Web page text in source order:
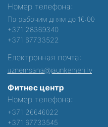
Номер телефона:
По рабочим дням до 16:00
+371 28369340
+371 67733522
Електронная почта:
uznemsana@jaunkemeri.lv
Фитнес центр
Номер телефона:
+371 26646022
+371 67733545